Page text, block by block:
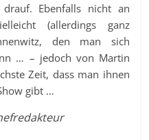
Ebenfalls nicht an
(allerdings ganz
den man sich
… – jedoch von Martin
Zeit, dass man ihnen
gibt …